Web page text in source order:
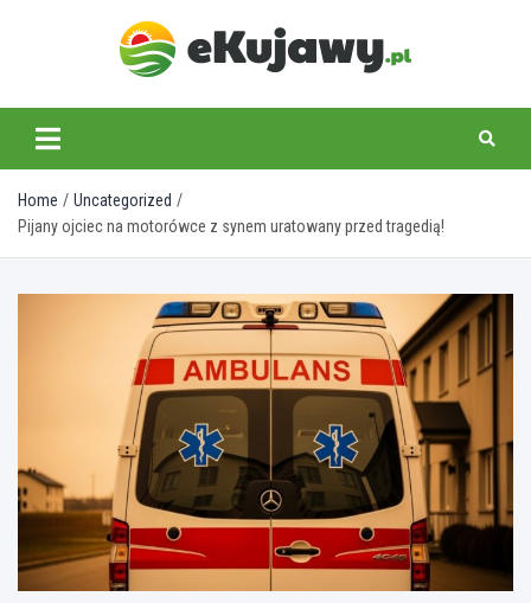
ekujawy.pl
Home
Uncategorized
Pijany ojciec na motorówce z synem uratowany przed tragedią!